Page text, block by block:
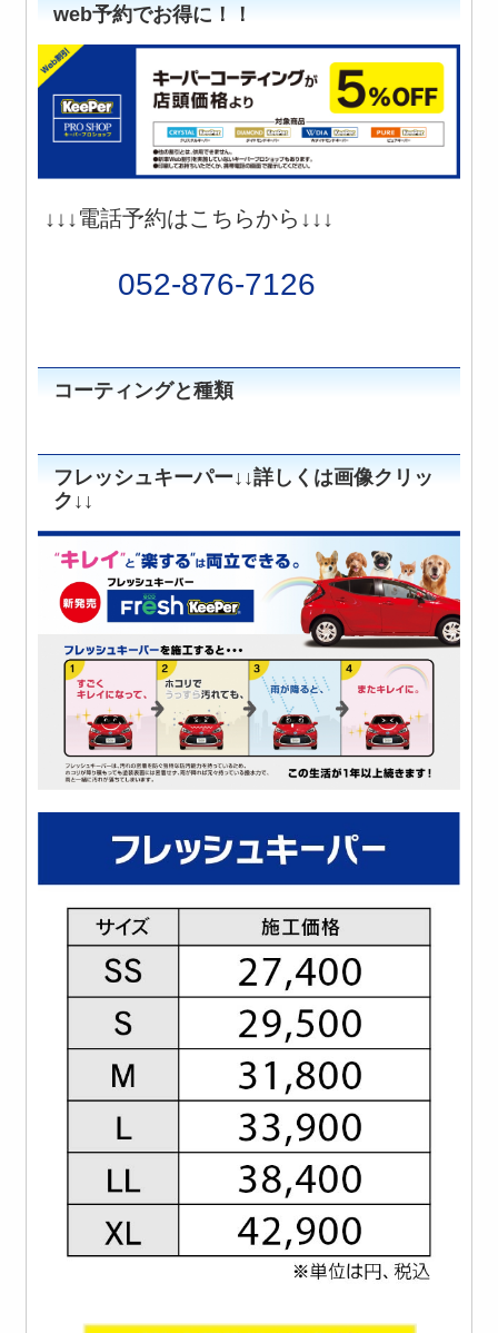
web予約でお得に！！
↓↓↓電話予約はこちらから↓↓↓
052-876-7126
コーティングと種類
フレッシュキーパー↓↓詳しくは画像クリッ
ク↓↓